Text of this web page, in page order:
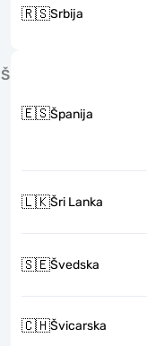
🇷🇸Srbija
Š
🇪🇸Španija
🇱🇰Šri Lanka
🇸🇪Švedska
🇨🇭Švicarska